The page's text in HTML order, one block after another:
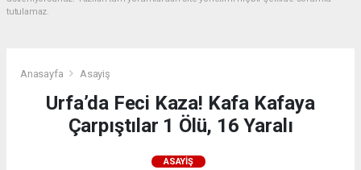
tutulamaz.
Anasayfa Asayiş
Urfa’da Feci Kaza! Kafa Kafaya
Çarpıştılar 1 Ölü, 16 Yaralı
ASAYIŞ